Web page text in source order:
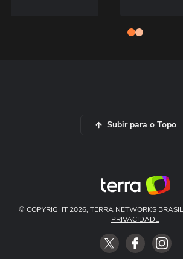
Subir para o Topo
© COPYRIGHT 2026, TERRA NETWORKS
PRIVACIDADE